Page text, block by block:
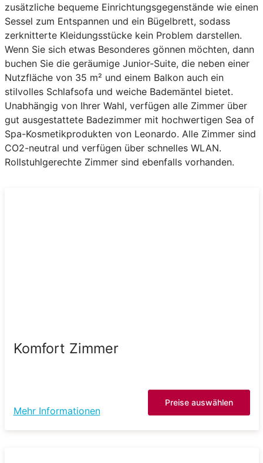
zusätzliche bequeme Einrichtungsgegenstände wie einen
Sessel zum Entspannen und ein Bügelbrett, sodass
zerknitterte Kleidungsstücke kein Problem darstellen.
Wenn Sie sich etwas Besonderes gönnen möchten, dann
buchen Sie die geräumige Junior-Suite, die neben einer
Nutzfläche von 35 m² und einem Balkon auch ein
stilvolles Schlafsofa und weiche Bademäntel bietet.
Unabhängig von Ihrer Wahl, verfügen alle Zimmer über
gut ausgestattete Badezimmer mit hochwertigen Sea of
Spa-Kosmetikprodukten von Leonardo. Alle Zimmer sind
CO2-neutral und verfügen über schnelles WLAN.
Rollstuhlgerechte Zimmer sind ebenfalls vorhanden.
Komfort Zimmer
Mehr Informationen
Preise auswählen